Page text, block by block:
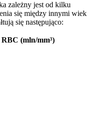
zależny jest od kilku
się między innymi wiek
się następująco:
(mln/mm³)